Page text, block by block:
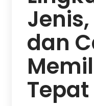
dan
Tepat